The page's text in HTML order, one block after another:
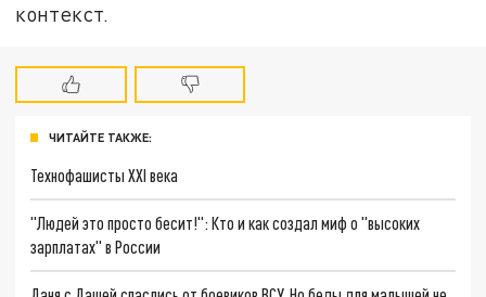
контекст.
ЧИТАЙТЕ ТАКЖЕ:
Технофашисты XXI века
"Людей это просто бесит!": Кто и как создал миф о "высоких
зарплатах" в России